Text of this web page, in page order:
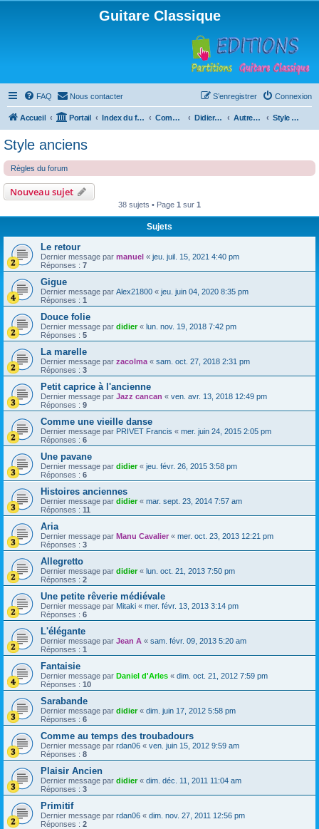
Guitare Classique
FAQ Nous contacter Connexion
S’enregistrer
Accueil Portail Index du forum Compositions Didierland Autres musiques Style anciens
Style anciens
Règles du forum
Nouveau sujet
38 sujets • Page 1 sur 1
Sujets
Le retour
Dernier message par manuel « jeu. juil. 15, 2021 4:40 pm
Réponses : 7
Gigue
Dernier message par Alex21800 « jeu. juin 04, 2020 8:35 pm
Réponses : 1
Douce folie
Dernier message par didier« lun. nov. 19, 2018 7:42 pm
Réponses : 5
La marelle
Dernier message par zacolma « sam. oct. 27, 2018 2:31 pm
Réponses : 3
Petit caprice à l'ancienne
Dernier message par Jazz cancan « ven. avr. 13, 2018 12:49 pm
Réponses : 9
Comme une vieille danse
Dernier message par PRIVET Francis « mer. juin 24, 2015 2:05 pm
Réponses : 6
Une pavane
Dernier message par didier« jeu. févr. 26, 2015 3:58 pm
Réponses : 6
Histoires anciennes
Dernier message par didier« mar. sept. 23, 2014 7:57 am
Réponses : 11
Aria
Dernier message par Manu Cavalier « mer. oct. 23, 2013 12:21 pm
Réponses : 3
Allegretto
Dernier message par didier« lun. oct. 21, 2013 7:50 pm
Réponses : 2
Une petite rêverie médiévale
Dernier message par Mitaki « mer. févr. 13, 2013 3:14 pm
Réponses : 6
L'élégante
Dernier message par Jean A « sam. févr. 09, 2013 5:20 am
Réponses : 1
Fantaisie
Dernier message par Daniel d'Arles « dim. oct. 21, 2012 7:59 pm
Réponses : 10
Sarabande
Dernier message par didier« dim. juin 17, 2012 5:58 pm
Réponses : 6
Comme au temps des troubadours
Dernier message par rdan06 « ven. juin 15, 2012 9:59 am
Réponses : 8
Plaisir Ancien
Dernier message par didier« dim. déc. 11, 2011 11:04 am
Réponses : 3
Primitif
Dernier message par rdan06 « dim. nov. 27, 2011 12:56 pm
Réponses : 2